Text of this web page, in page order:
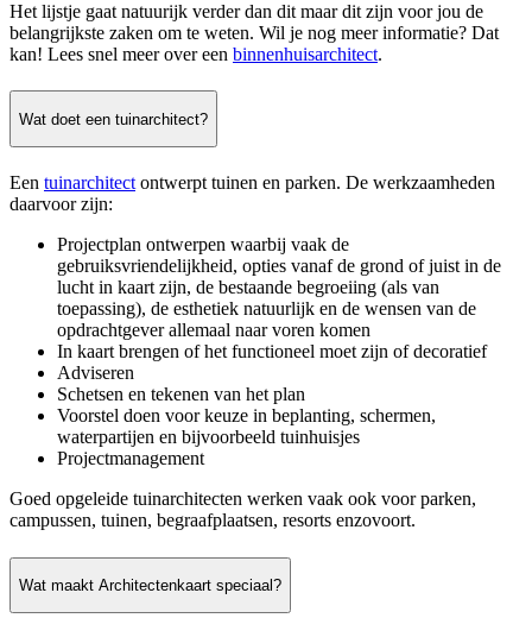
Het lijstje gaat natuurijk verder dan dit maar dit zijn voor jou de
belangrijkste zaken om te weten. Wil je nog meer informatie? Dat
kan! Lees snel meer over een binnenhuisarchitect.
Wat doet een tuinarchitect?
Een tuinarchitect ontwerpt tuinen en parken. De werkzaamheden
daarvoor zijn:
Projectplan ontwerpen waarbij vaak de
gebruiksvriendelijkheid, opties vanaf de grond of juist in de
lucht in kaart zijn, de bestaande begroeiing (als van
toepassing), de esthetiek natuurlijk en de wensen van de
opdrachtgever allemaal naar voren komen
In kaart brengen of het functioneel moet zijn of decoratief
Adviseren
Schetsen en tekenen van het plan
Voorstel doen voor keuze in beplanting, schermen,
waterpartijen en bijvoorbeeld tuinhuisjes
Projectmanagement
Goed opgeleide tuinarchitecten werken vaak ook voor parken,
campussen, tuinen, begraafplaatsen, resorts enzovoort.
Wat maakt Architectenkaart speciaal?